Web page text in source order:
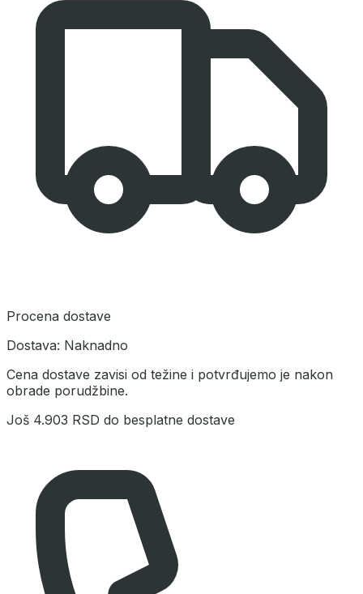
Procena dostave
Dostava: Naknadno
Cena dostave zavisi od težine i potvrđujemo je nakon
obrade porudžbine.
Još 4.903 RSD do besplatne dostave